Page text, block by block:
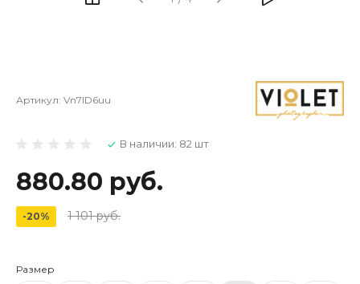
Артикул: Vn7ID6uu
В наличии: 82 шт
880.80 руб.
-20% 1 101 руб.
Размер